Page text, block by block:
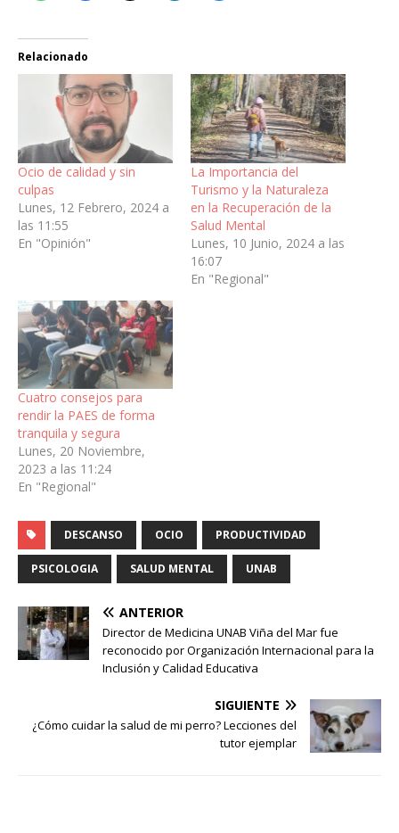
Relacionado
Ocio de calidad y sin
culpas
Lunes, 12 Febrero, 2024 a
las 11:55
En "Opinión"
La Importancia del
Turismo y la Naturaleza
en la Recuperación de la
Salud Mental
Lunes, 10 Junio, 2024 a las
16:07
En "Regional"
Cuatro consejos para
rendir la PAES de forma
tranquila y segura
Lunes, 20 Noviembre,
2023 a las 11:24
En "Regional"
DESCANSO OCIO PRODUCTIVIDAD
PSICOLOGIA SALUD MENTAL UNAB
ANTERIOR
Director de Medicina UNAB Viña del Mar fue
reconocido por Organización Internacional para la
Inclusión y Calidad Educativa
SIGUIENTE
¿Cómo cuidar la salud de mi perro? Lecciones del
tutor ejemplar